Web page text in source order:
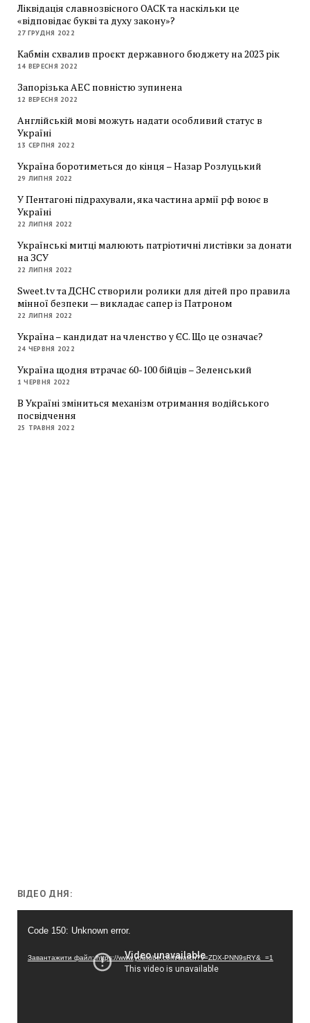
Ліквідація славнозвісного ОАСК та наскільки це
«відповідає букві та духу закону»?
27 ГРУДНЯ 2022
Кабмін схвалив проєкт державного бюджету на 2023 рік
14 ВЕРЕСНЯ 2022
Запорізька АЕС повністю зупинена
12 ВЕРЕСНЯ 2022
Англійській мові можуть надати особливий статус в
Україні
13 СЕРПНЯ 2022
Україна боротиметься до кінця – Назар Розлуцький
29 ЛИПНЯ 2022
У Пентагоні підрахували, яка частина армії рф воює в
Україні
22 ЛИПНЯ 2022
Українські митці малюють патріотичні листівки за донати
на ЗСУ
22 ЛИПНЯ 2022
Sweet.tv та ДСНС створили ролики для дітей про правила
мінної безпеки — викладає сапер із Патроном
22 ЛИПНЯ 2022
Україна – кандидат на членство у ЄС. Що це означає?
24 ЧЕРВНЯ 2022
Україна щодня втрачає 60-100 бійців – Зеленський
1 ЧЕРВНЯ 2022
В Україні зміниться механізм отримання водійського
посвідчення
25 ТРАВНЯ 2022
ВІДЕО ДНЯ:
Code 150: Unknown error.
Завантажити файл: https://www.youtube.com/watch?v=ZDX-PNN9sRY&_=1